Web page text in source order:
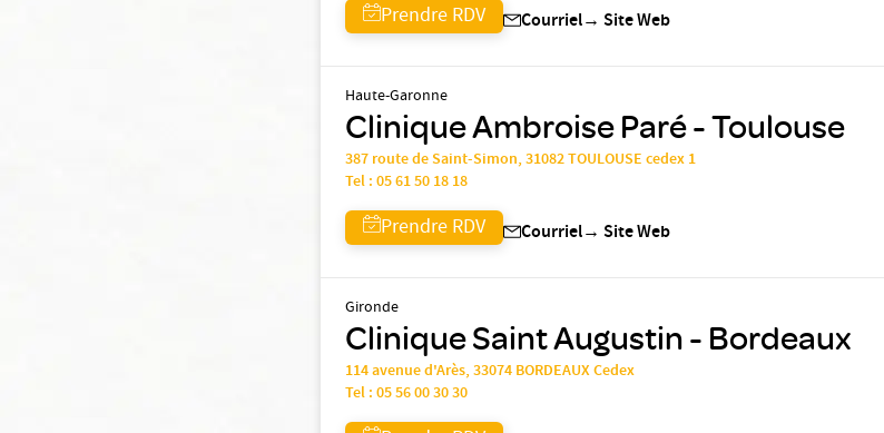
Prendre RDV Courriel→ Site Web
Haute-Garonne
Clinique Ambroise Paré - Toulouse
387 route de Saint-Simon, 31082 TOULOUSE cedex 1
Tel :05 61 50 18 18
Prendre RDV Courriel→ Site Web
Gironde
Clinique Saint Augustin - Bordeaux
114 avenue d'Arès, 33074 BORDEAUX Cedex
Tel :05 56 00 30 30